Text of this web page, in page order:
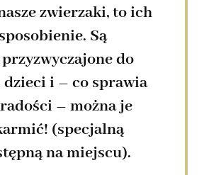
zwierzaki, to ich
Są
do
dzieci i – co sprawia
– można je
(specjalną
na miejscu).